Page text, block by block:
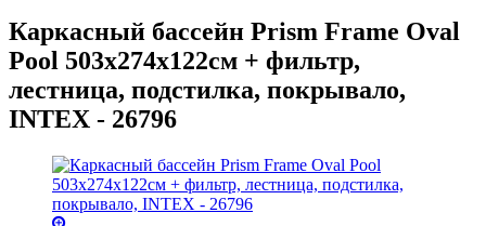
Каркасный бассейн Prism Frame Oval
Pool 503х274х122см + фильтр,
лестница, подстилка, покрывало,
INTEX - 26796